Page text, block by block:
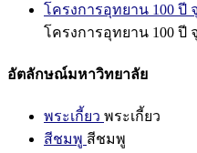
โครงการอุทยาน 100
โครงการอุทยาน 100
อัตลักษณ์มหาวิทยาลัย
พระเกี้ยว พระเกี้ยว
สีชมพู สีชมพู